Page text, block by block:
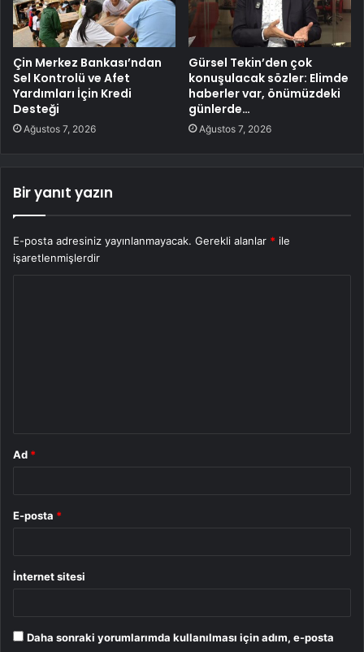
Çin Merkez Bankası’ndan
Sel Kontrolü ve Afet
Yardımları İçin Kredi
Desteği
Ağustos 7, 2026
Gürsel Tekin’den çok
konuşulacak sözler: Elimde
haberler var, önümüzdeki
günlerde…
Ağustos 7, 2026
Bir yanıt yazın
E-posta adresiniz yayınlanmayacak. Gerekli alanlar * ile
işaretlenmişlerdir
Ad *
E-posta *
İnternet sitesi
Daha sonraki yorumlarımda kullanılması için adım, e-posta